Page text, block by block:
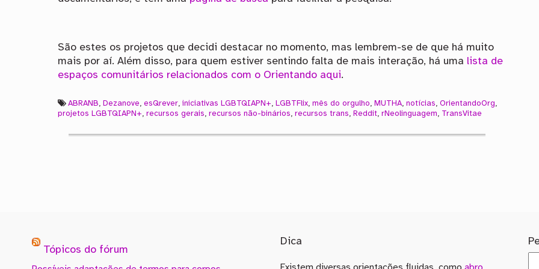
São estes os projetos que decidi destacar no momento, mas lembrem-se de que há muito
mais por aí. Além disso, para quem estiver sentindo falta de mais interação, há uma lista de
espaços comunitários relacionados com o Orientando aqui.
ABRANB ,Dezanove ,esQrever ,iniciativas LGBTQIAPN+ ,LGBTFlix ,mês do orgulho ,MUTHA ,notícias ,OrientandoOrg
projetos LGBTQIAPN+ ,recursos gerais ,recursos não-binários ,recursos trans ,Reddit ,rNeolinguagem TransVitae
Tópicos do fórum
Dica